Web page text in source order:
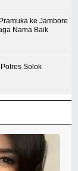
ke Jambore
Nama Baik
Solok